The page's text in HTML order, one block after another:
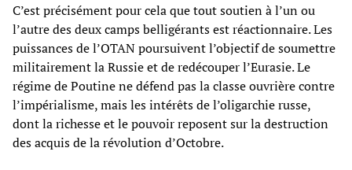
C’est précisément pour cela que tout soutien à l’un ou
l’autre des deux camps belligérants est réactionnaire. Les
puissances de l’OTAN poursuivent l’objectif de soumettre
militairement la Russie et de redécouper l’Eurasie. Le
régime de Poutine ne défend pas la classe ouvrière contre
l’impérialisme, mais les intérêts de l’oligarchie russe,
dont la richesse et le pouvoir reposent sur la destruction
des acquis de la révolution d’Octobre.